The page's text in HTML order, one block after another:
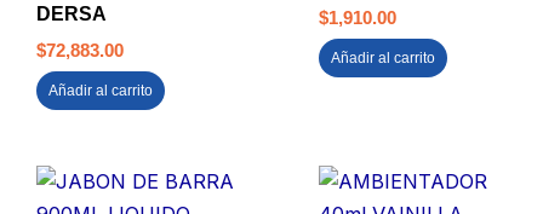
DERSA
$72,883.00
Añadir al carrito
$1,910.00
Añadir al carrito